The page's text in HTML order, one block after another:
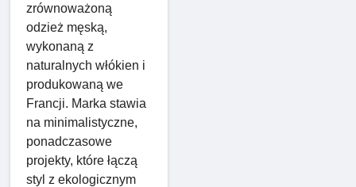
zrównoważoną
odzież męską,
wykonaną z
naturalnych włókien i
produkowaną we
Francji. Marka stawia
na minimalistyczne,
ponadczasowe
projekty, które łączą
styl z ekologicznym